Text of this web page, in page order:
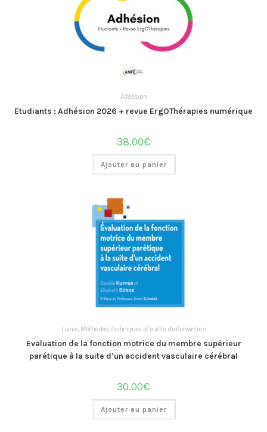
Adhésion
Etudiants : Adhésion 2026 + revue ErgOThérapies numérique
38.00€
Ajouter au panier
Livres Méthodes, techniques et outils d'intervention
Evaluation de la fonction motrice du membre supérieur
parétique à la suite d’un accident vasculaire cérébral
30.00€
Ajouter au panier